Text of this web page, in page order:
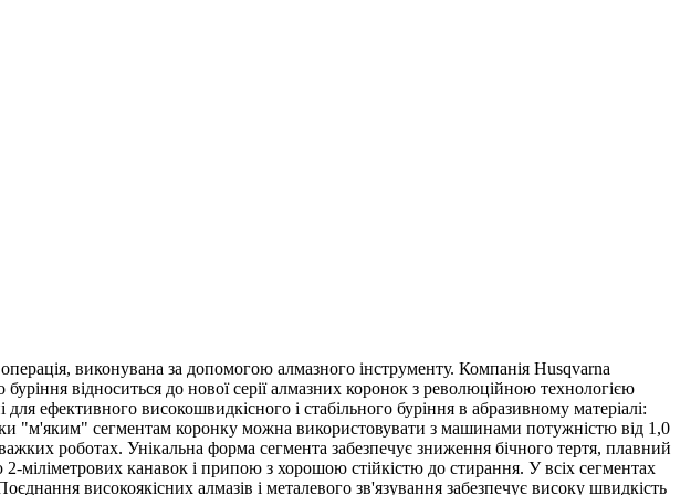
виконувана за допомогою алмазного інструменту. Компанія Husqvarna
відноситься до нової серії алмазних коронок з революційною технологією
ефективного високошвидкісного і стабільного буріння в абразивному матеріалі:
"м'яким" сегментам коронку можна використовувати з машинами потужністю від 1,0
роботах. Унікальна форма сегмента забезпечує зниження бічного тертя, плавний
канавок і припою з хорошою стійкістю до стирання. У всіх сегментах
високоякісних алмазів і металевого зв'язування забезпечує високу швидкість